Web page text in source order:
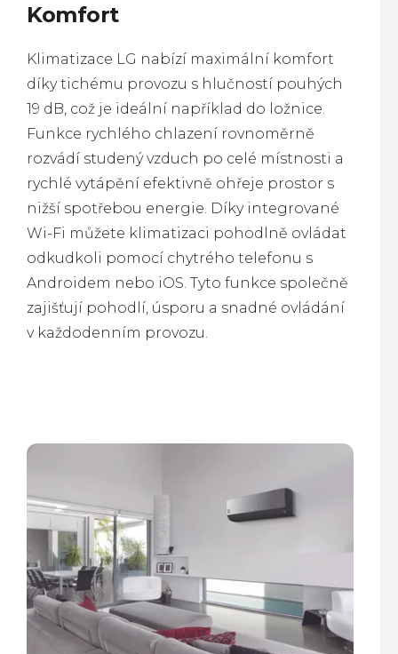
Komfort
Klimatizace LG nabízí maximální komfort
díky tichému provozu s hlučností pouhých
19 dB, což je ideální například do ložnice.
Funkce rychlého chlazení rovnoměrně
rozvádí studený vzduch po celé místnosti a
rychlé vytápění efektivně ohřeje prostor s
nižší spotřebou energie. Díky integrované
Wi-Fi můžete klimatizaci pohodlně ovládat
odkudkoli pomocí chytrého telefonu s
Androidem nebo iOS. Tyto funkce společně
zajišťují pohodlí, úsporu a snadné ovládání
v každodenním provozu.